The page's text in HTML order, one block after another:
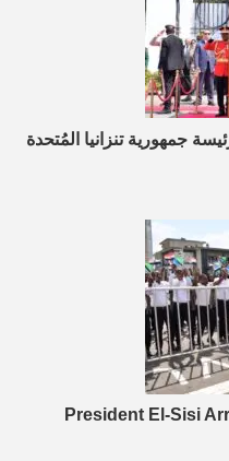
جمهورية تنزانيا المُتحدة
President El-Sisi